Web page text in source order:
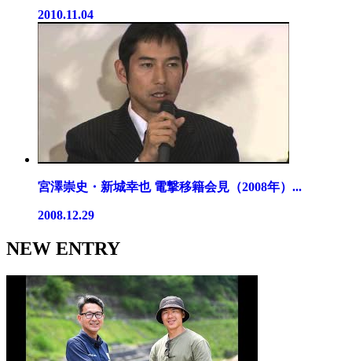
2010.11.04
宮澤崇史・新城幸也 電撃移籍会見（2008年）...
2008.12.29
NEW ENTRY